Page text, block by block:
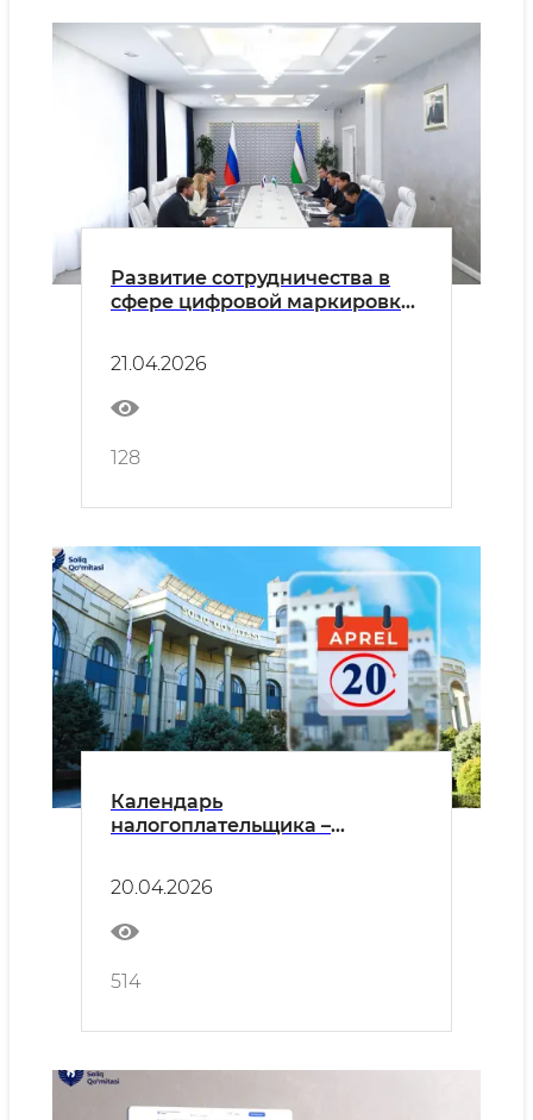
Развитие сотрудничества в
сфере цифровой маркировки
21.04.2026
128
Календарь
налогоплательщика –
20.04.2026
514